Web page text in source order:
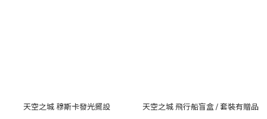
天空之城 穆斯卡發光擺設 天空之城 飛行船盲盒 / 套裝有贈品